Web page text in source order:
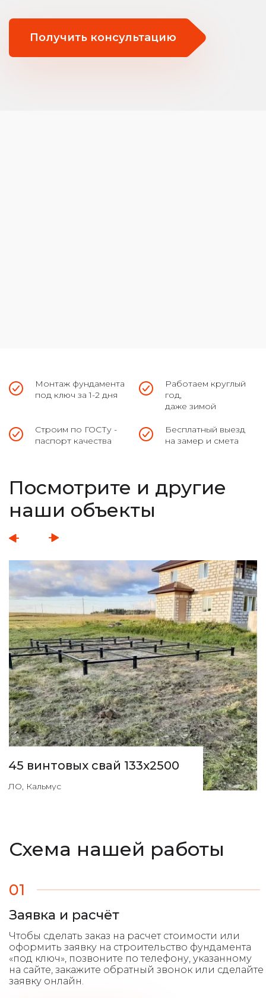
Получить консультацию
Монтаж фундамента
под ключ за 1-2 дня
Работаем круглый
год,
даже зимой
Строим по ГОСТу -
паспорт качества
Бесплатный выезд
на замер и смета
Посмотрите и другие
наши объекты
45 винтовых свай 133х2500
ЛО, Кальмус
Схема нашей работы
01
Заявка и расчёт
Чтобы сделать заказ на расчет стоимости или
оформить заявку на строительство фундамента
«под ключ», позвоните по телефону, указанному
на сайте, закажите обратный звонок или сделайте
заявку онлайн.